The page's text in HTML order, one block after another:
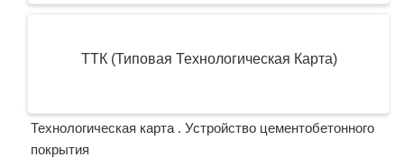
ТТК (Типовая Технологическая Карта)
Технологическая карта . Устройство цементобетонного
покрытия